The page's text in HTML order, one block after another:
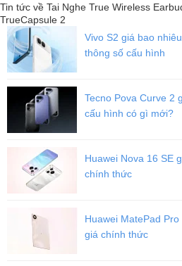
SOUNDPEATS TrueCapsule 2 còn sở
tiệm cận, có thể ngừng phát nhạc khi
khỏi tai.
Tin tức về Tai Nghe True Wireless
TrueCapsule 2
Vivo S2 giá bao
thông số cấu hình
Tecno Pova Curve 2
cấu hình có gì mới?
Huawei Nova 16 SE
chính thức
Huawei MatePad
giá chính thức